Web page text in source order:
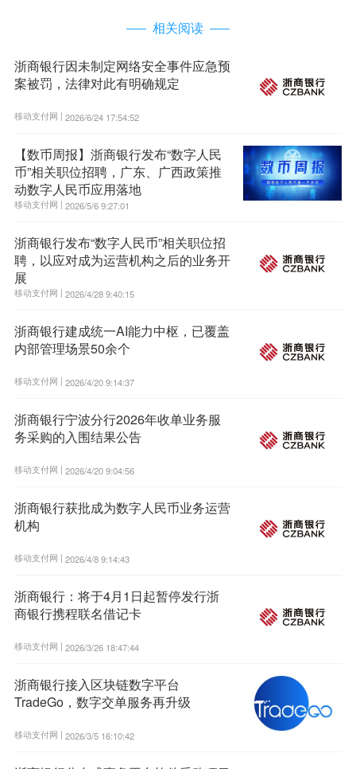
相关阅读
浙商银行因未制定网络安全事件应急预
案被罚，法律对此有明确规定
移动支付网 | 2026/6/24 17:54:52
【数币周报】浙商银行发布“数字人民
币”相关职位招聘，广东、广西政策推
动数字人民币应用落地
移动支付网 | 2026/5/6 9:27:01
浙商银行发布“数字人民币”相关职位招
聘，以应对成为运营机构之后的业务开
展
移动支付网 | 2026/4/28 9:40:15
浙商银行建成统一AI能力中枢，已覆盖
内部管理场景50余个
移动支付网 | 2026/4/20 9:14:37
浙商银行宁波分行2026年收单业务服
务采购的入围结果公告
移动支付网 | 2026/4/20 9:04:56
浙商银行获批成为数字人民币业务运营
机构
移动支付网 | 2026/4/8 9:14:43
浙商银行：将于4月1日起暂停发行浙
商银行携程联名借记卡
移动支付网 | 2026/3/26 18:47:44
浙商银行接入区块链数字平台
TradeGo，数字交单服务再升级
移动支付网 | 2026/3/5 16:10:42